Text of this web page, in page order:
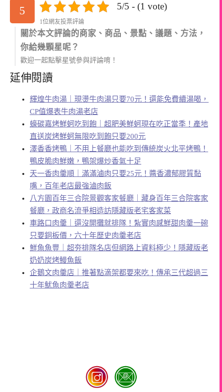
5 5/5 - (1 vote)
1位網友投票評論
關於本文評論的商家、商品、景點、議題、方法，
你給幾顆星呢？
歡迎一起點擊星號參與評論唷！
延伸閱讀
輝煌牛肉湯｜現燙牛肉湯只要70元！還能免費續湯喝，
CP值爆表牛肉湯老店
蠔碳嘉烤鮮蚵吃到飽｜超肥美鮮蚵現在吃正當季！產地
直送炭烤鮮蚵無限吃到飽只要200元
澤香香烤鴨｜不用上餐廳也能吃到傳統炭火北平烤鴨！
鴨皮脆肉鮮嫩，鴨架爆炒香氣十足
天一香肉羹順｜滿滿滷肉只要25元！醬香濃郁膠質黏
嘴，百年老店最強滷肉飯
八方園百年三合院景觀客家餐廳｜藏身百年三合院客家
餐廳，政商名流爭相造訪隱藏版老宅客家菜
車路口肉羹｜還沒開攤就排隊！紮實肉感鮮甜肉羹一碗
只要銅板價，六十年歷史肉羹老店
鮮魚魚豐｜超夯排隊名店但網路上資料極少！隱藏版老
奶奶炭烤鰻魚飯
企鵝文肉羹店｜推著點滴架都要來吃！傳承三代超過三
十年魷魚肉羹老店